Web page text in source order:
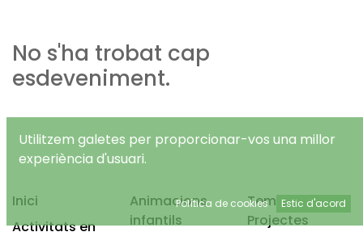
No s'ha trobat cap
esdeveniment.
Inici
Activitats en
Animacions
infantils
Temps Lliure
Projectes
Utilitzem galetes per proporcionar-vos una millor
experiència d'usuari.
Política de cookies Estic d'acord